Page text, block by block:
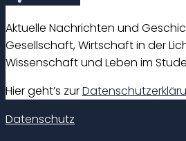
Aktuelle Nachrichten und
Gesellschaft, Wirtschaft in der
Wissenschaft und Leben im
Hier geht’s zur
Datenschutz